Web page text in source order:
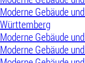
Moderne Gebäude
Württemberg
Moderne Gebäude
Moderne Gebäude